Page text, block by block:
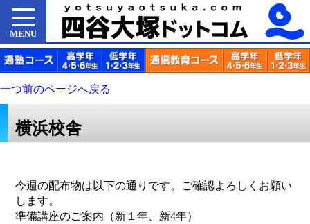
MENU
一つ前のページへ戻る
横浜校舎
今週の配布物は以下の通りです。ご確認よろしくお願い
します。
準備講座のご案内（新１年、新4年）